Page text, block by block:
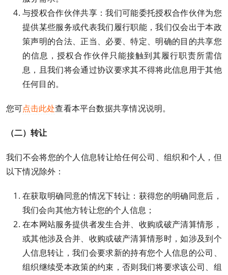
与授权合作伙伴共享：我们可能委托授权合作伙伴为您
提供某些服务或代表我们履行职能，我们仅会出于本政
策声明的合法、正当、必要、特定、明确的目的共享您
的信息，授权合作伙伴只能接触到其履行职责所需信
息，且我们将会通过协议要求其不得将此信息用于其他
任何目的。
您可点击此处查看本平台数据共享情况说明。
（二）转让
我们不会将您的个人信息转让给任何公司、组织和个人，但
以下情况除外：
在获取明确同意的情况下转让：获得您的明确同意后，
我们会向其他方转让您的个人信息；
在本网站服务提供者发生合并、收购或破产清算情形，
或其他涉及合并、收购或破产清算情形时，如涉及到个
人信息转让，我们会要求新的持有您个人信息的公司、
组织继续受本政策的约束，否则我们将要求该公司、组